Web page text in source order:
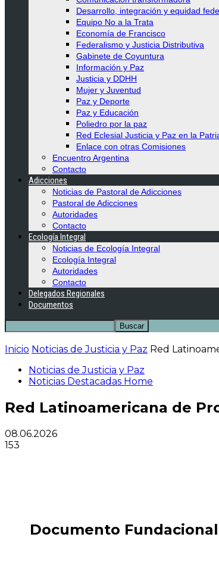
Desarrollo, integración y equidad
Equipo No a la Trata
Economía de Francisco
Federalismo y Justicia Distributiva
Gabinete de Coyuntura
Información y Paz
Justicia y DDHH
Mujer y Juventud
Paz y Deporte
Paz y Educación
Poliedro por la paz
Red Eclesial Justicia y Paz en la
Enlace con otras Comisiones
Encuentro Argentina
Contacto
Adicciones
Noticias de Pastoral de Adicciones
Pastoral de Adicciones
Autoridades
Contacto
Ecología Integral
Noticias de Ecología Integral
Ecología Integral
Autoridades
Contacto
Delegados Regionales
Documentos
Inicio Noticias de Justicia y Paz Red
Noticias de Justicia y Paz
Noticias Destacadas Home
Red Latinoamericana de
08.06.2026
153
Documento